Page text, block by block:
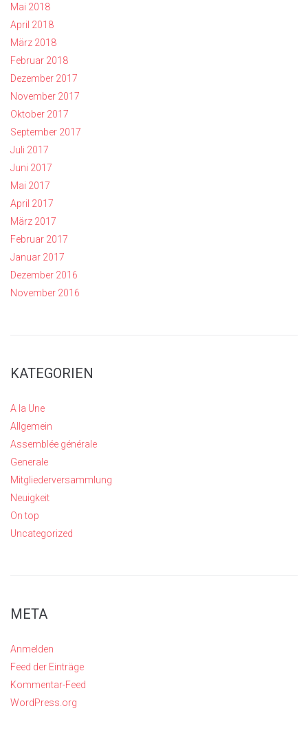
Mai 2018
April 2018
März 2018
Februar 2018
Dezember 2017
November 2017
Oktober 2017
September 2017
Juli 2017
Juni 2017
Mai 2017
April 2017
März 2017
Februar 2017
Januar 2017
Dezember 2016
November 2016
KATEGORIEN
A la Une
Allgemein
Assemblée générale
Generale
Mitgliederversammlung
Neuigkeit
On top
Uncategorized
META
Anmelden
Feed der Einträge
Kommentar-Feed
WordPress.org